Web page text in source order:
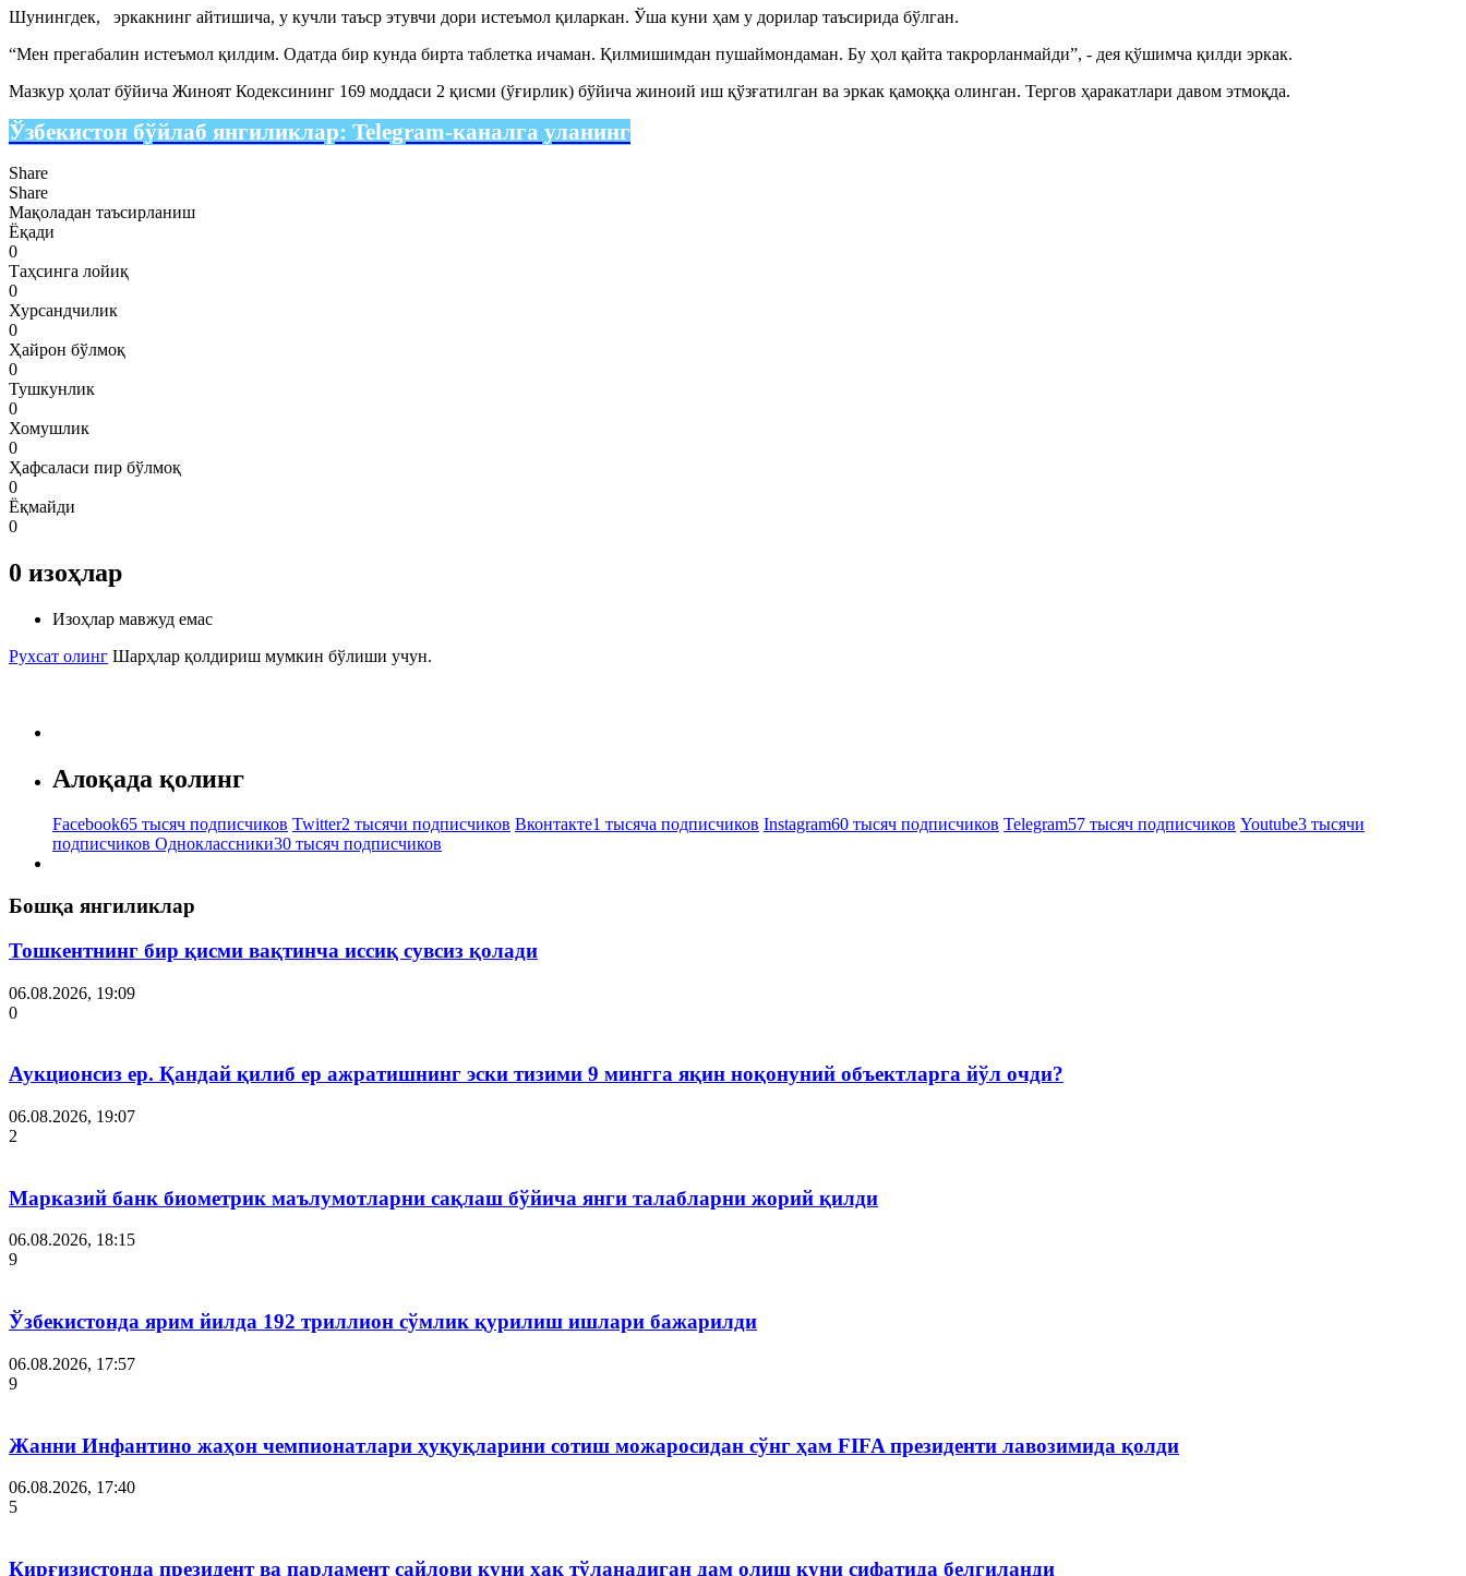
Шунингдек, эркакнинг айтишича, у кучли таъср этувчи дори истеъмол қиларкан. Ўша куни ҳам у дорилар таъсирида бўлган.
“Мен прегабалин истеъмол қилдим. Одатда бир кунда бирта таблетка ичаман. Қилмишимдан пушаймондаман. Бу ҳол қайта такрорланмайди”, - дея қўшимча қилди эркак.
Мазкур ҳолат бўйича Жиноят Кодексининг 169 моддаси 2 қисми (ўғирлик) бўйича жиноий иш қўзғатилган ва эркак қамоққа олинган. Тергов ҳаракатлари давом этмоқда.
Ўзбекистон бўйлаб янгиликлар: Telegram-каналга уланинг
Share
Share
Мақоладан таъсирланиш
Ёқади
0
Таҳсинга лойиқ
0
Хурсандчилик
0
Ҳайрон бўлмоқ
0
Тушкунлик
0
Хомушлик
0
Ҳафсаласи пир бўлмоқ
0
Ёқмайди
0
0 изоҳлар
Изоҳлар мавжуд емас
Рухсат олинг Шарҳлар қолдириш мумкин бўлиши учун.
Алоқада қолинг
Facebook65 тысяч подписчиков Twitter2 тысячи подписчиков Вконтакте1 тысяча подписчиков Instagram60 тысяч подписчиков Telegram57 тысяч подписчиков Youtube3 тысячи
подписчиков Одноклассники30 тысяч подписчиков
Бошқа янгиликлар
Тошкентнинг бир қисми вақтинча иссиқ сувсиз қолади
06.08.2026, 19:09
0
Аукционсиз ер. Қандай қилиб ер ажратишнинг эски тизими 9 мингга яқин ноқонуний объектларга йўл очди?
06.08.2026, 19:07
2
Марказий банк биометрик маълумотларни сақлаш бўйича янги талабларни жорий қилди
06.08.2026, 18:15
9
Ўзбекистонда ярим йилда 192 триллион сўмлик қурилиш ишлари бажарилди
06.08.2026, 17:57
9
Жанни Инфантино жаҳон чемпионатлари ҳуқуқларини сотиш можаросидан сўнг ҳам FIFA президенти лавозимида қолди
06.08.2026, 17:40
5
Қирғизистонда президент ва парламент сайлови куни ҳақ тўланадиган дам олиш куни сифатида белгиланди